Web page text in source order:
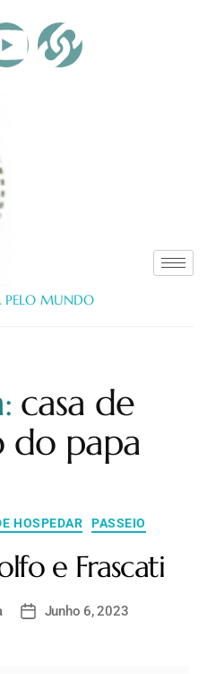
PELO MUNDO
casa de
do papa
HOSPEDAR PASSEIO
e Frascati
Junho 6, 2023